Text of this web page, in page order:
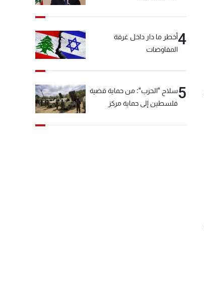
4أخطر ما دار داخل غرفة
المفاوضات
5سلاح "الحزب": من حماية قضية
فلسطين إلى حماية مركز